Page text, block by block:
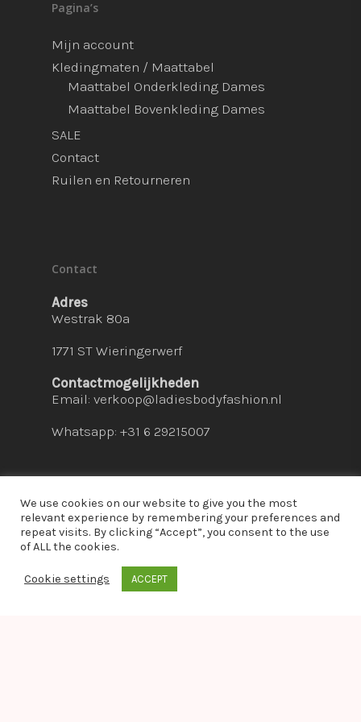
Pagina’s
Mijn account
Kledingmaten / Maattabel
Maattabel Onderkleding Dames
Maattabel Bovenkleding Dames
SALE
Contact
Ruilen en Retourneren
Contact
Adres
Westrak 80a
1771 ST Wieringerwerf
Contactmogelijkheden
Email: verkoop@ladiesbodyfashion.nl
Whatsapp: +31 6 29215007
© 2026 Ladies Bodyfashion. hosted by:
We use cookies on our website to give you the most
relevant experience by remembering your preferences and
repeat visits. By clicking “Accept”, you consent to the use
of ALL the cookies.
Cookie settings ACCEPT